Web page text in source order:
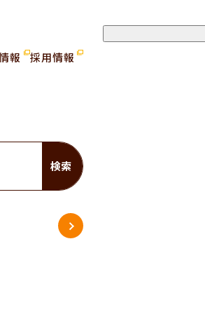
報 採用情報
検索